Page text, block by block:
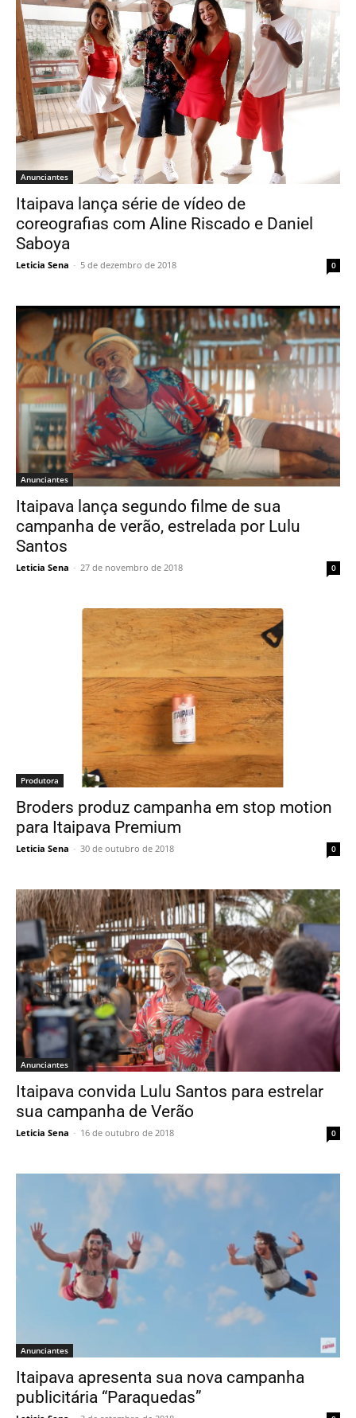
Anunciantes
Itaipava lança série de vídeo de
coreografias com Aline Riscado e Daniel
Saboya
Leticia Sena - 5 de dezembro de 2018 0
Anunciantes
Itaipava lança segundo filme de sua
campanha de verão, estrelada por Lulu
Santos
Leticia Sena - 27 de novembro de 2018 0
Produtora
Broders produz campanha em stop motion
para Itaipava Premium
Leticia Sena - 30 de outubro de 2018 0
Anunciantes
Itaipava convida Lulu Santos para estrelar
sua campanha de Verão
Leticia Sena - 16 de outubro de 2018 0
Anunciantes
Itaipava apresenta sua nova campanha
publicitária “Paraquedas”